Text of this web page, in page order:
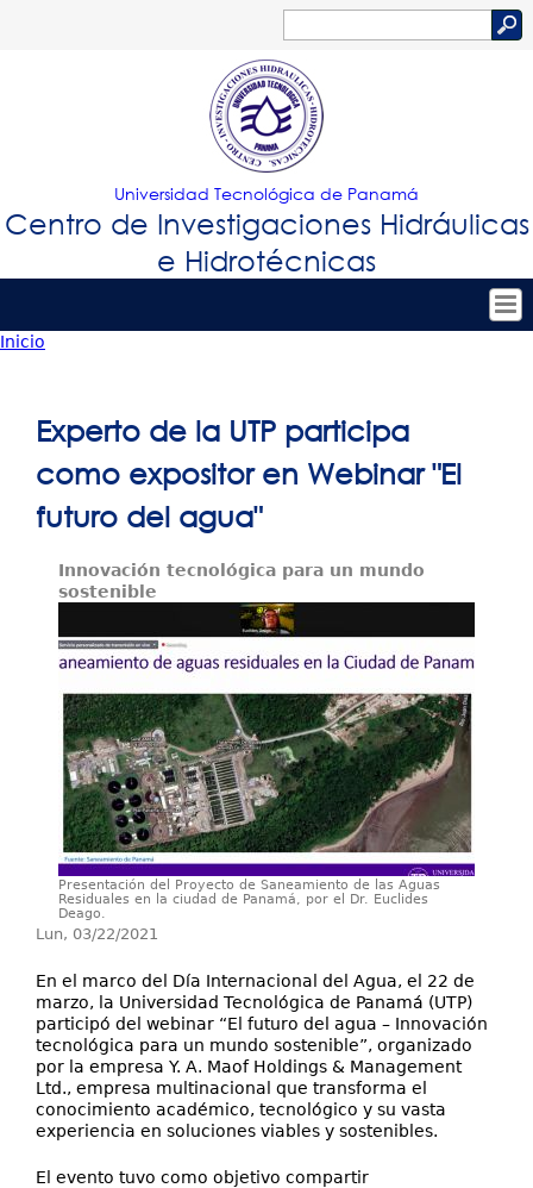
Jump to navigation
de
búsqueda
Universidad Tecnológica de Panamá
Centro de Investigaciones Hidráulicas
e Hidrotécnicas
Tropical
Principal
Personal
Proyectos de Investigación
Publicaciones
Investigación y Desarrollo
Extensión
Laboratorios
Servicios
Contáctenos
está
Inicio
Experto de la UTP participa
como expositor en Webinar "El
futuro del agua"
Innovación tecnológica para un mundo
sostenible
Presentación del Proyecto de Saneamiento de las Aguas
Residuales en la ciudad de Panamá, por el Dr. Euclides
Deago.
Lun, 03/22/2021
En el marco del Día Internacional del Agua, el 22 de
marzo, la Universidad Tecnológica de Panamá (UTP)
participó del webinar “El futuro del agua – Innovación
tecnológica para un mundo sostenible”, organizado
por la empresa Y. A. Maof Holdings & Management
Ltd., empresa multinacional que transforma el
conocimiento académico, tecnológico y su vasta
experiencia en soluciones viables y sostenibles.
El evento tuvo como objetivo compartir